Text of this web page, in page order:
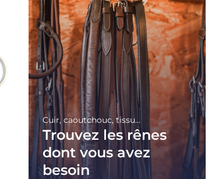
Cuir, caoutchouc, tissu...
Trouvez les rênes
dont vous avez
besoin